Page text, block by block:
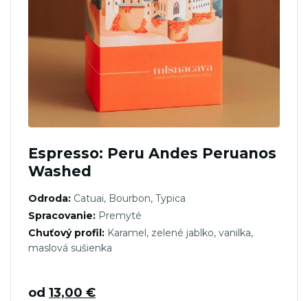
Espresso: Peru Andes Peruanos
Washed
Odroda: Catuai, Bourbon, Typica
Spracovanie: Premyté
Chuťový profil: Karamel, zelené jablko, vanilka,
maslová sušienka
od 13,00 €